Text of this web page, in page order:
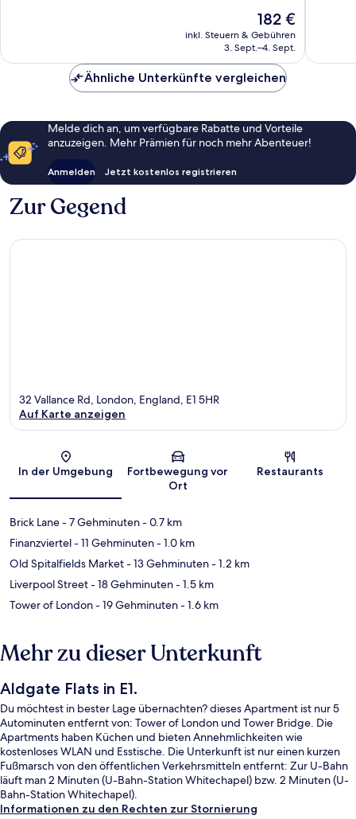
Der
Preis
beträgt
182 €
inkl. Steuern & Gebühren
3. Sept.–4. Sept.
London
Ähnliche Unterkünfte vergleichen
Melde dich an, um verfügbare Rabatte und Vorteile
anzuzeigen. Mehr Prämien für noch mehr Abenteuer!
Anmelden Jetzt kostenlos registrieren
Zur Gegend
Karte
32 Vallance Rd, London, England, E1 5HR
Auf Karte anzeigen
In der Umgebung
Fortbewegung vor
Ort
Restaurants
Brick Lane- 7 Gehminuten- 0.7 km
Finanzviertel- 11 Gehminuten- 1.0 km
Old Spitalfields Market- 13 Gehminuten- 1.2 km
Liverpool Street- 18 Gehminuten- 1.5 km
Tower of London- 19 Gehminuten- 1.6 km
Mehr zu dieser Unterkunft
Aldgate Flats in E1.
Du möchtest in bester Lage übernachten? dieses Apartment ist nur 5
Autominuten entfernt von: Tower of London und Tower Bridge. Die
Apartments haben Küchen und bieten Annehmlichkeiten wie
kostenloses WLAN und Esstische. Die Unterkunft ist nur einen kurzen
Fußmarsch von den öffentlichen Verkehrsmitteln entfernt: Zur U-Bahn
läuft man 2 Minuten (U-Bahn-Station Whitechapel) bzw. 2 Minuten (U-
Bahn-Station Whitechapel).
Informationen zu den Rechten zur Stornierung